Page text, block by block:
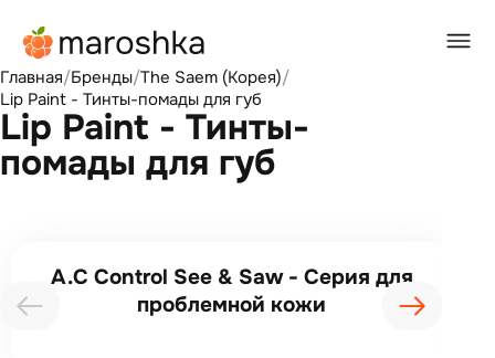
Главная/Бренды/The Saem (Корея)/
Lip Paint - Тинты-помады для губ
Lip Paint - Тинты-
помады для губ
A.C Control See & Saw - Серия для
проблемной кожи